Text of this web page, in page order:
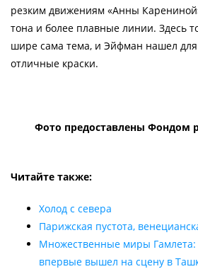
резким движениям «Анны
тона и более плавные линии. Здесь
шире сама тема, и Эйфман нашел
отличные краски.
Фото предоставлены Фондом
Читайте также:
Холод с севера
Парижская пустота,
Множественные миры
впервые вышел на сцену в